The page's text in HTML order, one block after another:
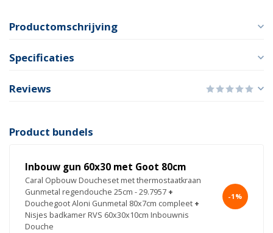
Productomschrijving
Specificaties
Reviews
Product bundels
Inbouw gun 60x30 met Goot 80cm
Caral Opbouw Doucheset met thermostaatkraan
Gunmetal regendouche 25cm - 29.7957 +
Douchegoot Aloni Gunmetal 80x7cm compleet +
Nisjes badkamer RVS 60x30x10cm Inbouwnis
Douche
-1%